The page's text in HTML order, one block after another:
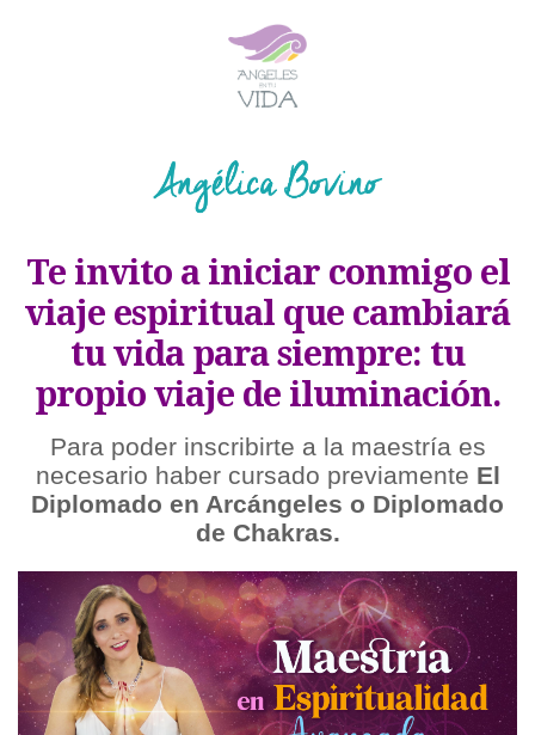
Te invito a iniciar conmigo el
viaje espiritual que cambiará
tu vida para siempre: tu
propio viaje de iluminación.
Para poder inscribirte a la maestría es
necesario haber cursado previamente El
Diplomado en Arcángeles o Diplomado
de Chakras.